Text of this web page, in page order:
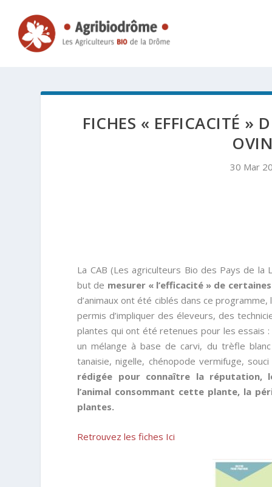
FICHES « EFFICACITÉ »
30 Mar
La CAB (Les agriculteurs Bio des Pays de
but de mesurer « l’efficacité » de
d’animaux ont été ciblés dans ce programme,
permis d’impliquer des éleveurs, des
plantes qui ont été retenues pour les essais
un mélange à base de carvi, du trèfle
tanaisie, nigelle, chénopode vermifuge,
rédigée pour connaître la réputation,
l’animal consommant cette plante, la
plantes.
Retrouvez les fiches Ici